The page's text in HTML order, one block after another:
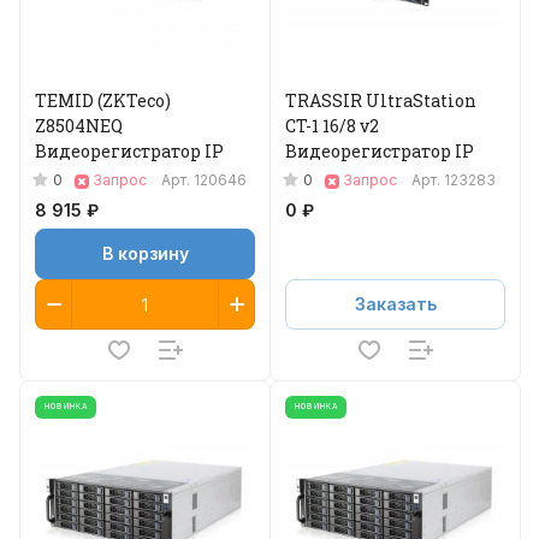
TEMID (ZKTeco)
Z8504NEQ
Видеорегистратор IP
0 Запрос Арт. 120646
8 915 ₽
В корзину
TRASSIR UltraStation
CT-1 16/8 v2
Видеорегистратор IP
0 Запрос Арт. 123283
0 ₽
Заказать
НОВИНКА НОВИНКА